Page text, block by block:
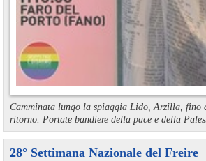
Camminata lungo la spiaggia Lido, Arzilla, fino
ritorno. Portate bandiere della pace e della
28° Settimana Nazionale del Freire